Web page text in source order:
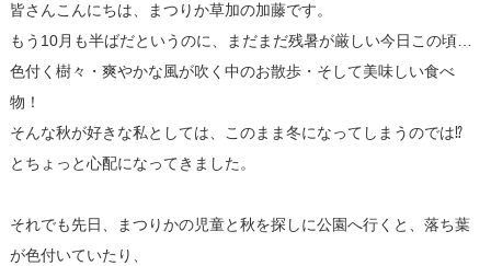
皆さんこんにちは、まつりか草加の加藤です。
もう10月も半ばだというのに、まだまだ残暑が厳しい今日この頃…
色付く樹々・爽やかな風が吹く中のお散歩・そして美味しい食べ
物！
そんな秋が好きな私としては、このまま冬になってしまうのでは⁉︎
とちょっと心配になってきました。
それでも先日、まつりかの児童と秋を探しに公園へ行くと、落ち葉
が色付いていたり、